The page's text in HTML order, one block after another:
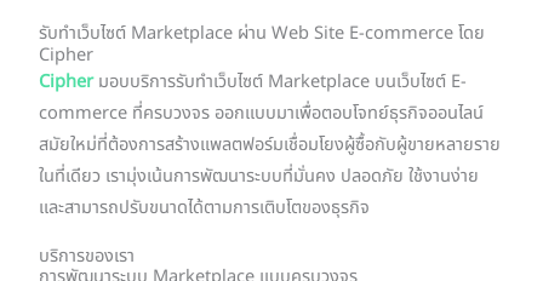
รับทำเว็บไซต์ Marketplace ผ่าน Web Site E-commerce โดย
Cipher
Cipher มอบบริการรับทำเว็บไซต์ Marketplace บนเว็บไซต์ E-
commerce ที่ครบวงจร ออกแบบมาเพื่อตอบโจทย์ธุรกิจออนไลน์
สมัยใหม่ที่ต้องการสร้างแพลตฟอร์มเชื่อมโยงผู้ซื้อกับผู้ขายหลายราย
ในที่เดียว เรามุ่งเน้นการพัฒนาระบบที่มั่นคง ปลอดภัย ใช้งานง่าย
และสามารถปรับขนาดได้ตามการเติบโตของธุรกิจ
บริการของเรา